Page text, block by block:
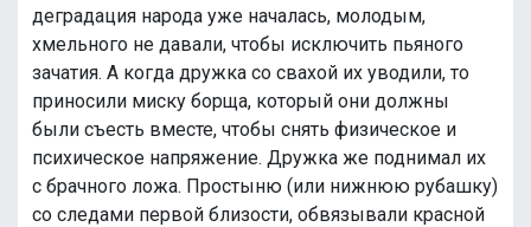
деградация народа уже началась, молодым,
хмельного не давали, чтобы исключить пьяного
зачатия. А когда дружка со свахой их уводили, то
приносили миску борща, который они должны
были съесть вместе, чтобы снять физическое и
психическое напряжение. Дружка же поднимал их
с брачного ложа. Простыню (или нижнюю рубашку)
со следами первой близости, обвязывали красной